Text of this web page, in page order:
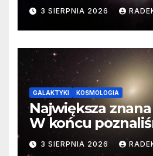
3 SIERPNIA 2026
GALAKTYKI KOSMOLOGIA
Największa
W końcu
faktyczne
3 SIERPNIA 2026